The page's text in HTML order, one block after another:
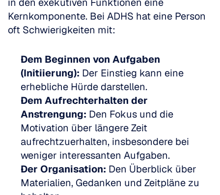
Kernkomponente. Bei ADHS hat eine Person
oft Schwierigkeiten mit:
Dem Beginnen von Aufgaben
(Initiierung): Der Einstieg kann eine
erhebliche Hürde darstellen.
Dem Aufrechterhalten der
Anstrengung: Den Fokus und die
Motivation über längere Zeit
aufrechtzuerhalten, insbesondere bei
weniger interessanten Aufgaben.
Der Organisation: Den Überblick über
Materialien, Gedanken und Zeitpläne zu